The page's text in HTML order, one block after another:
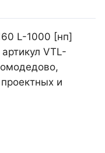
L-1000 [нп]
VTL-
и